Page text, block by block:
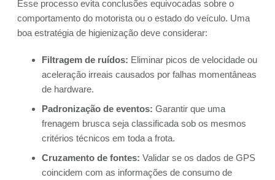
Esse processo evita conclusões equivocadas sobre o
comportamento do motorista ou o estado do veículo. Uma
boa estratégia de higienização deve considerar:
Filtragem de ruídos: Eliminar picos de velocidade ou
aceleração irreais causados por falhas momentâneas
de hardware.
Padronização de eventos: Garantir que uma
frenagem brusca seja classificada sob os mesmos
critérios técnicos em toda a frota.
Cruzamento de fontes: Validar se os dados de GPS
coincidem com as informações de consumo de